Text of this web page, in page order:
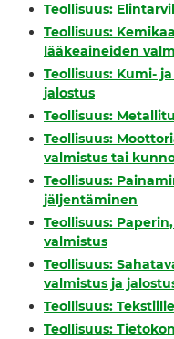
Teollisuus:
Teollisuus:
lääkeaineiden
Teollisuus: Kumi-
jalostus
Teollisuus:
Teollisuus:
valmistus tai
Teollisuus:
jäljentäminen
Teollisuus:
valmistus
Teollisuus:
valmistus ja
Teollisuus:
Teollisuus: